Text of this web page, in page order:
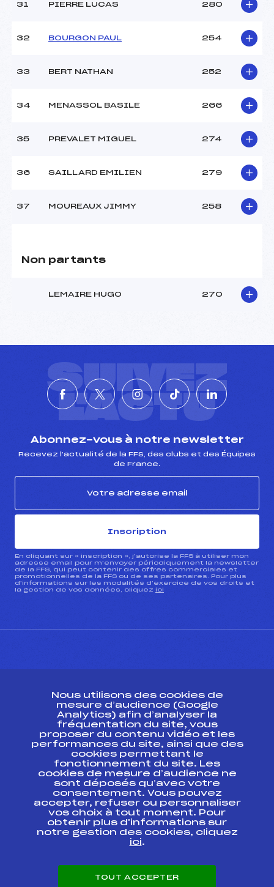
31 PIERRE LUCAS 280
32 BOURGON PAUL 254
33 BERT NATHAN 252
34 MENASSOL BASILE 266
35 PREVALET MIGUEL 274
36 SAILLARD EMILIEN 279
37 MOUREAUX JIMMY 258
Non partants
LEMAIRE HUGO 270
SUIVEZ
L'ACTU
Abonnez-vous à notre newsletter
Recevez l’actualité de la FFS, des clubs et des Équipes
de France.
Inscription
En cliquant sur « inscription », j’autorise la FFS à utiliser mon
adresse email pour m’envoyer périodiquement la newsletter
de la FFS, qui peut contenir des offres commerciales et
promotionnelles de la FFS ou de ses partenaires. Pour plus
d’informations sur les modalités d’exercice de vos droits et
la gestion de vos données, cliquez ici
Ressources
Pass’Neige
Projet sportif fédéral
Projet de performance fédéral
Antidopage
Pôle Développement, Formation, Suivi
Scientifique
Listes ministérielles
Pôle vie de l’athlète
Enseignement professionnel
Nous utilisons des cookies de
mesure d’audience (Google
Analytics) afin d’analyser la
fréquentation du site, vous
proposer du contenu vidéo et les
performances du site, ainsi que des
cookies permettant le
fonctionnement du site. Les
cookies de mesure d’audience ne
sont déposés qu’avec votre
consentement. Vous pouvez
accepter, refuser ou personnaliser
vos choix à tout moment. Pour
obtenir plus d'informations sur
notre gestion des cookies, cliquez
ici.
TOUT ACCEPTER